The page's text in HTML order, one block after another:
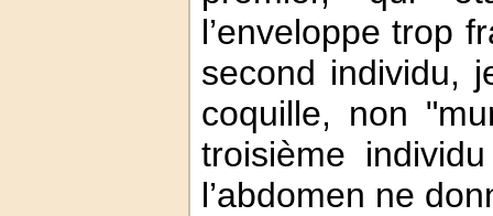
l’enveloppe trop
second individu,
coquille, non
troisième
l’abdomen ne